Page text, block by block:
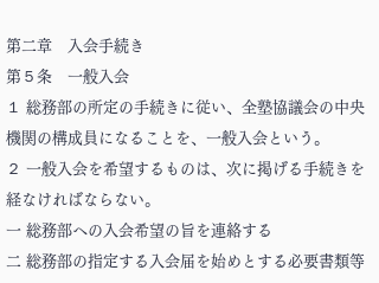
第二章 入会手続き
第５条 一般入会
１ 総務部の所定の手続きに従い、全塾協議会の中央
機関の構成員になることを、一般入会という。
２ 一般入会を希望するものは、次に掲げる手続きを
経なければならない。
一 総務部への入会希望の旨を連絡する
二 総務部の指定する入会届を始めとする必要書類等